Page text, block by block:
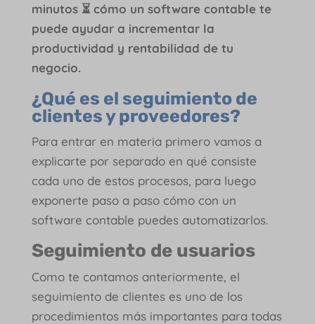
minutos ⏳ cómo un software contable te
puede ayudar a incrementar la
productividad y rentabilidad de tu
negocio.
¿Qué es el seguimiento de
clientes y proveedores?
Para entrar en materia primero vamos a
explicarte por separado en qué consiste
cada uno de estos procesos, para luego
exponerte paso a paso cómo con un
software contable puedes automatizarlos.
Seguimiento de usuarios
Como te contamos anteriormente, el
seguimiento de clientes es uno de los
procedimientos más importantes para todas